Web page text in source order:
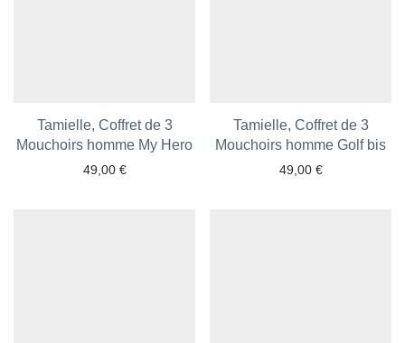
Tamielle, Coffret de 3
Mouchoirs homme My Hero
49,00 €
Tamielle, Coffret de 3
Mouchoirs homme Golf bis
49,00 €